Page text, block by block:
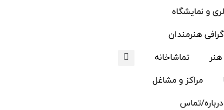
و نمایشگاه
هنرمندان
هنر
تماشاخانه
مراکز و مشاغل
درباره/تماس